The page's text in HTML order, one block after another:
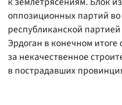
оппозиционных партий
республиканской
Эрдоган в конечном итоге
за некачественное
в пострадавших